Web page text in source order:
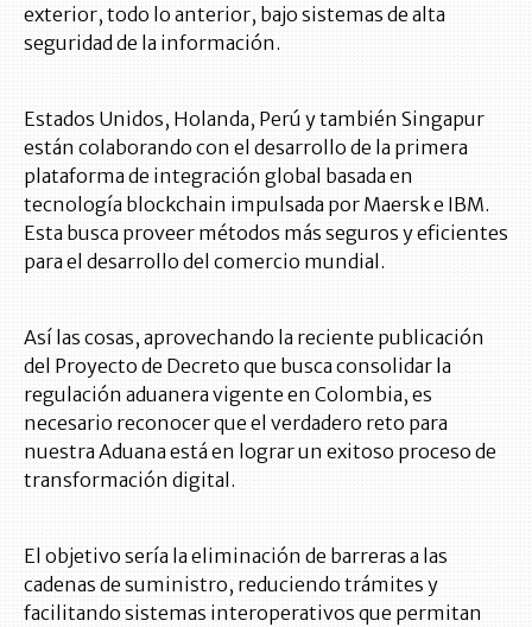
exterior, todo lo anterior, bajo sistemas de alta
seguridad de la información.
Estados Unidos, Holanda, Perú y también Singapur
están colaborando con el desarrollo de la primera
plataforma de integración global basada en
tecnología blockchain impulsada por Maersk e IBM.
Esta busca proveer métodos más seguros y eficientes
para el desarrollo del comercio mundial.
Así las cosas, aprovechando la reciente publicación
del Proyecto de Decreto que busca consolidar la
regulación aduanera vigente en Colombia, es
necesario reconocer que el verdadero reto para
nuestra Aduana está en lograr un exitoso proceso de
transformación digital.
El objetivo sería la eliminación de barreras a las
cadenas de suministro, reduciendo trámites y
facilitando sistemas interoperativos que permitan